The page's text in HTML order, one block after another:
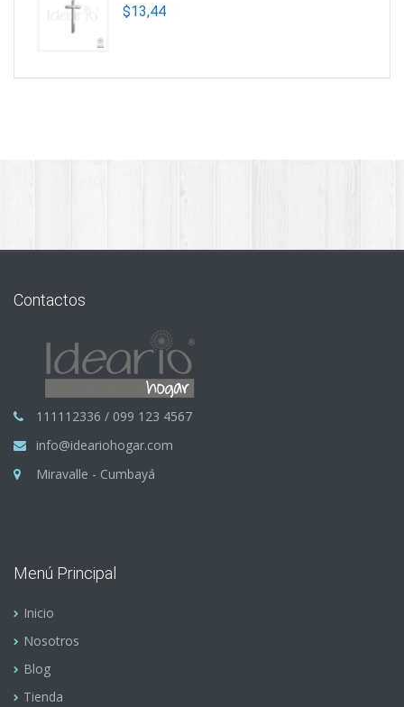
$13,44
Contactos
111112336 / 099 123 4567
info@ideariohogar.com
Miravalle - Cumbayá
Menú Principal
Inicio
Nosotros
Blog
Tienda